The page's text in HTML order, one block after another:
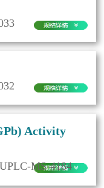
Activity
MS-4184